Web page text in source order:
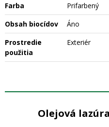
Farba
Prifarbený
Obsah biocídov
Áno
Prostredie
použitia
Exteriér
Olejová